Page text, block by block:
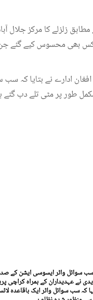
کیے گئے جن کی شدت 4.3 سے 5.2
ادارے نے بتایا کہ سب
طور پر مٹی تلے دب
سوائل واٹر ایسوسی ایشن کے
نے عہدیداران کے ہمراہ کراچی
کہ سب سوائل واٹر ایک باقاعدہ